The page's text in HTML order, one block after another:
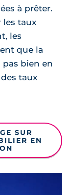
à prêter.
les taux
les
que la
bien en
taux
SUR
EN